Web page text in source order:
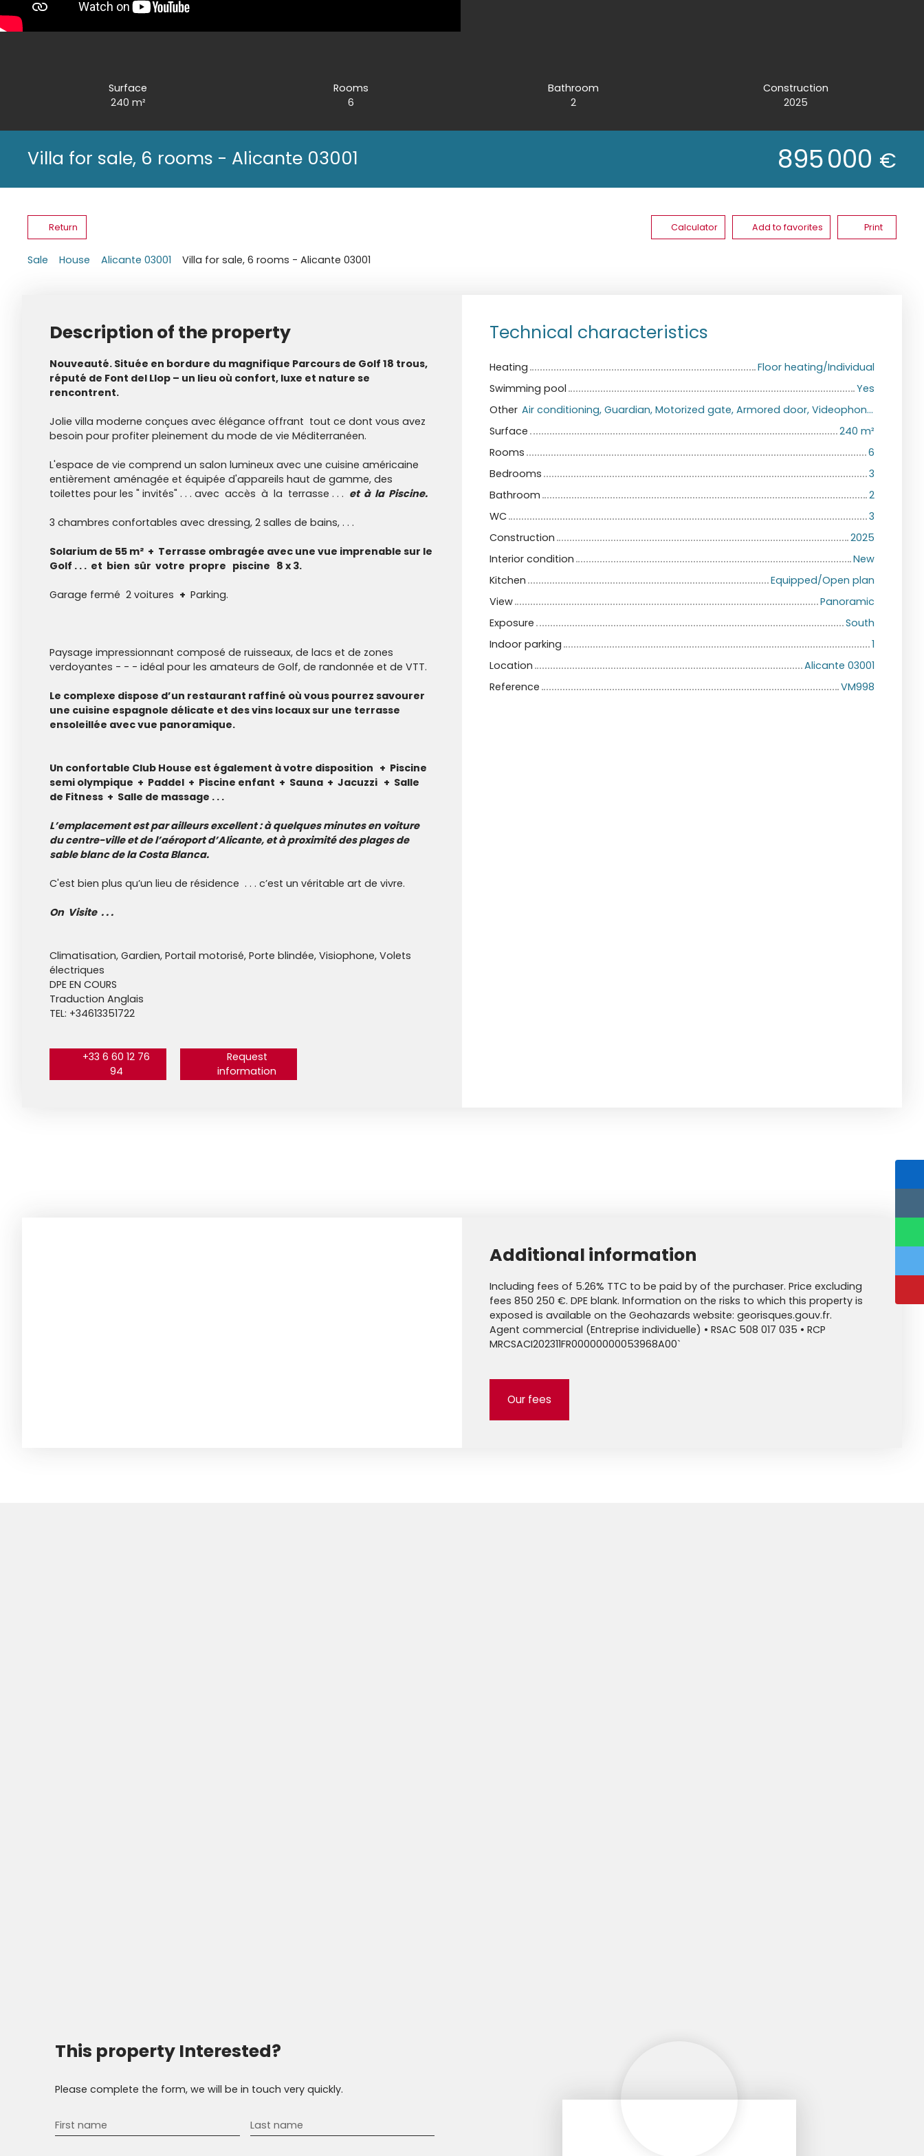
Surface
240 m²
Rooms
6
Bathroom
2
Construction
2025
Villa for sale, 6 rooms - Alicante 03001 895 000 €
Return Calculator Add to favorites Print
Sale House Alicante 03001 Villa for sale, 6 rooms - Alicante 03001
Description of the property
Nouveauté. Située en bordure du magnifique Parcours de Golf 18 trous,
réputé de Font del Llop – un lieu où confort, luxe et nature se
rencontrent.
Jolie villa moderne conçues avec élégance offrant tout ce dont vous avez
besoin pour profiter pleinement du mode de vie Méditerranéen.
L'espace de vie comprend un salon lumineux avec une cuisine américaine
entièrement aménagée et équipée d'appareils haut de gamme, des
toilettes pour les " invités" . . . avec accès à la terrasse . . . et à la Piscine.
3 chambres confortables avec dressing, 2 salles de bains, . . .
Solarium de 55 m² + Terrasse ombragée avec une vue imprenable sur le
Golf . . . et bien sûr votre propre piscine 8 x 3.
Garage fermé 2 voitures + Parking.
Paysage impressionnant composé de ruisseaux, de lacs et de zones
verdoyantes - - - idéal pour les amateurs de Golf, de randonnée et de VTT.
Le complexe dispose d’un restaurant raffiné où vous pourrez savourer
une cuisine espagnole délicate et des vins locaux sur une terrasse
ensoleillée avec vue panoramique.
Un confortable Club House est également à votre disposition + Piscine
semi olympique + Paddel + Piscine enfant + Sauna + Jacuzzi + Salle
de Fitness + Salle de massage . . .
L’emplacement est par ailleurs excellent : à quelques minutes en voiture
du centre-ville et de l’aéroport d’Alicante, et à proximité des plages de
sable blanc de la Costa Blanca.
C'est bien plus qu’un lieu de résidence . . . c’est un véritable art de vivre.
On Visite . . .
Climatisation, Gardien, Portail motorisé, Porte blindée, Visiophone, Volets
électriques
DPE EN COURS
Traduction Anglais
TEL: +34613351722
+33 6 60 12 76
94
Request
information
Technical characteristics
Heating
Floor heating/Individual
Swimming pool
Yes
Other
Air conditioning, Guardian, Motorized gate, Armored door, Videophone, Electric shutters
Surface
240 m²
Rooms
6
Bedrooms
3
Bathroom
2
WC
3
Construction
2025
Interior condition
New
Kitchen
Equipped/Open plan
View
Panoramic
Exposure
South
Indoor parking
1
Location
Alicante 03001
Reference
VM998
Additional information
Including fees of 5.26% TTC to be paid by of the purchaser. Price excluding
fees 850 250 €. DPE blank. Information on the risks to which this property is
exposed is available on the Geohazards website: georisques.gouv.fr.
Agent commercial (Entreprise individuelle) • RSAC 508 017 035 • RCP
MRCSACI202311FR00000000053968A00`
Our fees
This property Interested?
Please complete the form, we will be in touch very quickly.
First name Last name